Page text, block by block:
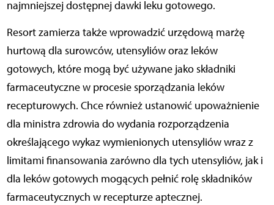
najmniejszej dostępnej dawki leku gotowego.
Resort zamierza także wprowadzić urzędową marżę
hurtową dla surowców, utensyliów oraz leków
gotowych, które mogą być używane jako składniki
farmaceutyczne w procesie sporządzania leków
recepturowych. Chce również ustanowić upoważnienie
dla ministra zdrowia do wydania rozporządzenia
określającego wykaz wymienionych utensyliów wraz z
limitami finansowania zarówno dla tych utensyliów, jak i
dla leków gotowych mogących pełnić rolę składników
farmaceutycznych w recepturze aptecznej.